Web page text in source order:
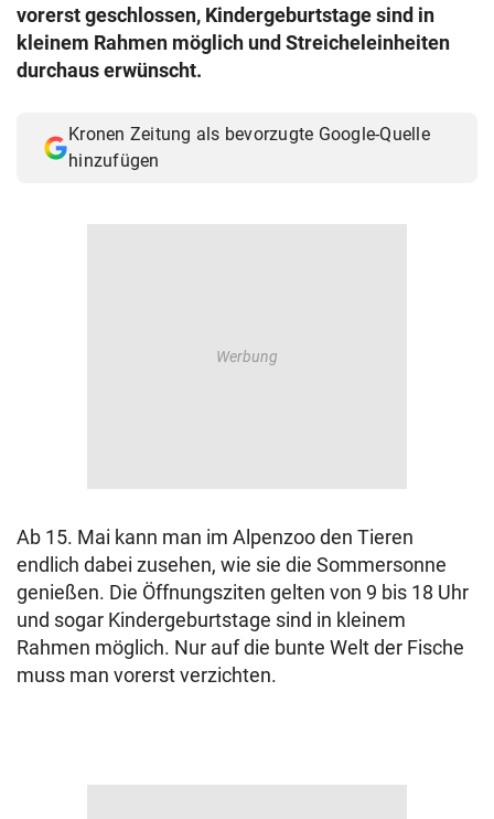
vorerst geschlossen, Kindergeburtstage sind in
kleinem Rahmen möglich und Streicheleinheiten
durchaus erwünscht.
Kronen Zeitung als bevorzugte Google-Quelle
hinzufügen
Ab 15. Mai kann man im Alpenzoo den Tieren
endlich dabei zusehen, wie sie die Sommersonne
genießen. Die Öffnungsziten gelten von 9 bis 18 Uhr
und sogar Kindergeburtstage sind in kleinem
Rahmen möglich. Nur auf die bunte Welt der Fische
muss man vorerst verzichten.